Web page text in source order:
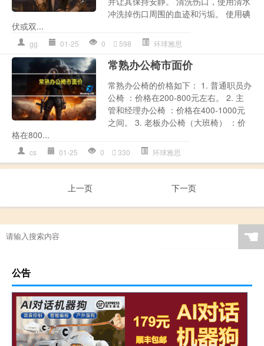
冲洗掉伤口周围的血迹和污垢。 使用碘
伏或双...
gg 01-25 0 598 环球雅思
常熟办公椅市面价
常熟办公椅的价格如下： 1. 普通职员办
公椅 ：价格在200-800元左右。 2. 主
管和经理办公椅 ：价格在400-1000元
之间。 3. 老板办公椅（大班椅） ：价
格在800...
cs 01-25 0 330 环球雅思
上一页 下一页
☚
公告